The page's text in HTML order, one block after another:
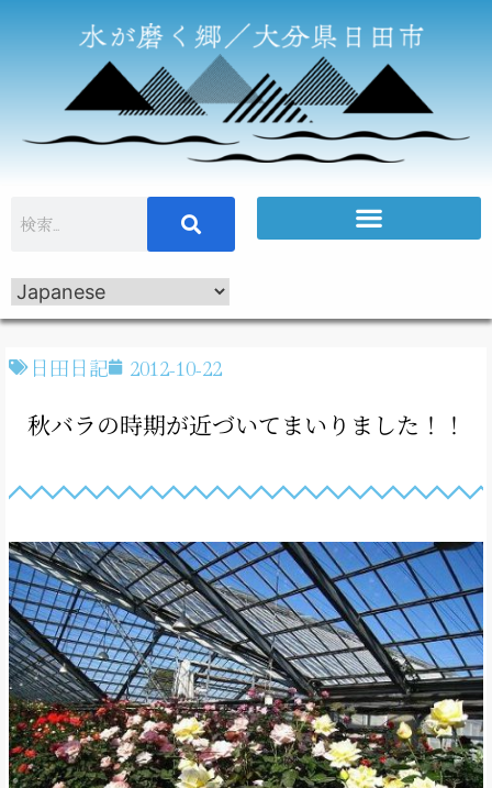
日田日記 2012-10-22
秋バラの時期が近づいてまいりました！！